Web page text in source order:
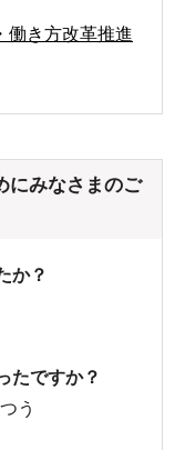
働き方改革推進
にみなさまのご
か？
たですか？
う